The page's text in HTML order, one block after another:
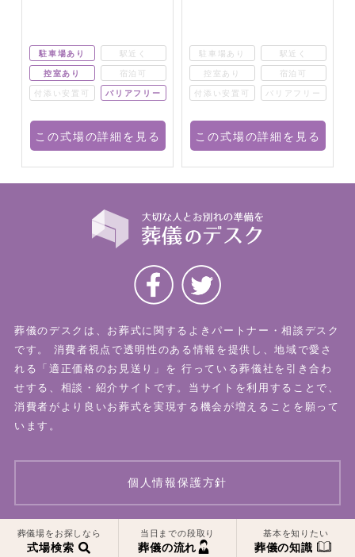
駐車場あり
駅近く
控室あり
宿泊可
付添い安置可
バリアフリー
この式場の詳細を見る
駐車場あり
駅近く
控室あり
宿泊可
付添い安置可
バリアフリー
この式場の詳細を見る
葬儀場をお探しなら
式場検索
当日までの段取り
葬儀の流れ
基本を知りたい
葬儀の知識
葬儀のデスクは、お葬式に関するよきパートナー・相談デスク
です。
消費者視点で透明性のある情報を提供し、地域で愛さ
れる「適正価格のお見送り」を 行っている葬儀社を引き合わ
せする、相談・紹介サイトです。当サイトを利用することで、
消費者がより良いお葬式を実現する機会が増えることを願って
います。
個人情報保護方針
© 2026 葬儀のデスク All Rights Reserved.